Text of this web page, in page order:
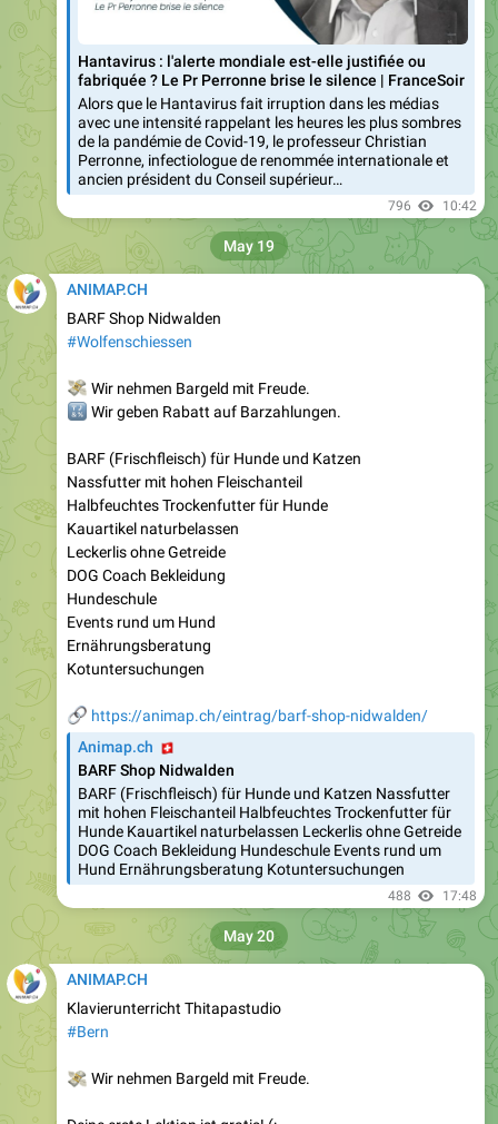
Hantavirus : l'alerte mondiale est-elle justifiée ou
fabriquée ? Le Pr Perronne brise le silence | FranceSoir
Alors que le Hantavirus fait irruption dans les médias
avec une intensité rappelant les heures les plus sombres
de la pandémie de Covid-19, le professeur Christian
Perronne, infectiologue de renommée internationale et
ancien président du Conseil supérieur…
796 10:42
ANIMAP.CH
BARF Shop Nidwalden
#Wolfenschiessen
Wir nehmen Bargeld mit Freude.
Wir geben Rabatt auf Barzahlungen.
BARF (Frischfleisch) für Hunde und Katzen
Nassfutter mit hohen Fleischanteil
Halbfeuchtes Trockenfutter für Hunde
Kauartikel naturbelassen
Leckerlis ohne Getreide
DOG Coach Bekleidung
Hundeschule
Events rund um Hund
Ernährungsberatung
Kotuntersuchungen
https://animap.ch/eintrag/barf-shop-nidwalden/
Animap.ch
🇨🇭
BARF Shop Nidwalden
BARF (Frischfleisch) für Hunde und Katzen Nassfutter
mit hohen Fleischanteil Halbfeuchtes Trockenfutter für
Hunde Kauartikel naturbelassen Leckerlis ohne Getreide
DOG Coach Bekleidung Hundeschule Events rund um
Hund Ernährungsberatung Kotuntersuchungen
488 17:48
May 19
ANIMAP.CH
Klavierunterricht Thitapastudio
#Bern
Wir nehmen Bargeld mit Freude.
May 20